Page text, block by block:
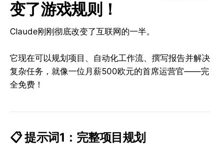
变了游戏规则！
Claude刚刚彻底改变了互联网的一半。
它现在可以规划项目、自动化工作流、撰写报告并解决
复杂任务，就像一位月薪500欧元的首席运营官——完
全免费！
📋 提示词1：完整项目规划